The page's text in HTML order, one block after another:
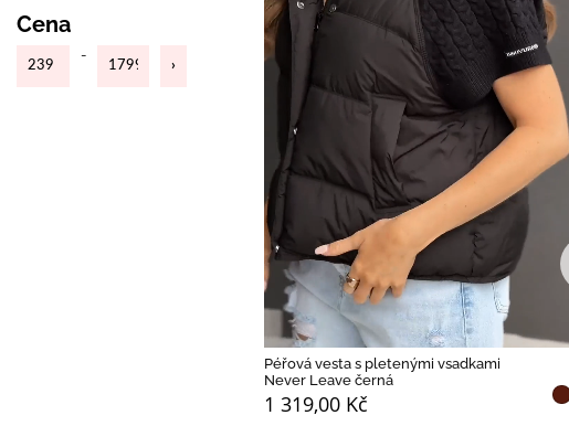
Cena
-
NOVINKA
PREMIUM
Péřová vesta s pletenými vsadkami
Never Leave černá
1 319,00 Kč